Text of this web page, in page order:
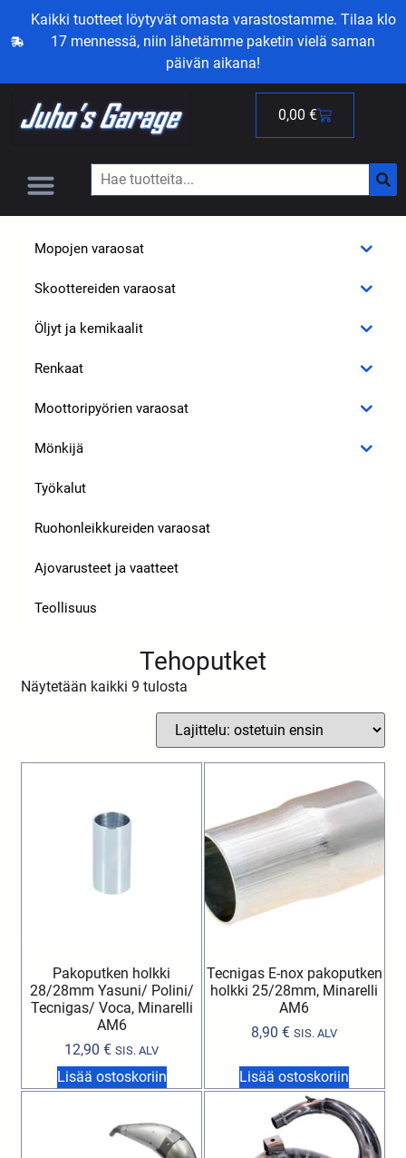
Kaikki tuotteet löytyvät omasta varastostamme. Tilaa klo
17 mennessä, niin lähetämme paketin vielä saman
päivän aikana!
0,00 €
Mopojen varaosat
Skoottereiden varaosat
Öljyt ja kemikaalit
Renkaat
Moottoripyörien varaosat
Mönkijä
Työkalut
Ruohonleikkureiden varaosat
Ajovarusteet ja vaatteet
Teollisuus
Tehoputket
Näytetään kaikki 9 tulosta
Pakoputken holkki
28/28mm Yasuni/ Polini/
Tecnigas/ Voca, Minarelli
AM6
12,90€ SIS. ALV
Lisää ostoskoriin
Tecnigas E-nox pakoputken
holkki 25/28mm, Minarelli
AM6
8,90€ SIS. ALV
Lisää ostoskoriin